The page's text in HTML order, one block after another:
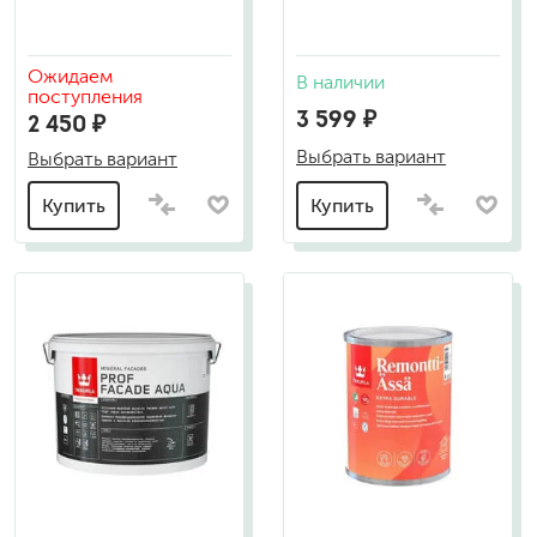
Ожидаем
поступления
2 450 ₽
Выбрать вариант
Купить
В наличии
3 599 ₽
Выбрать вариант
Купить